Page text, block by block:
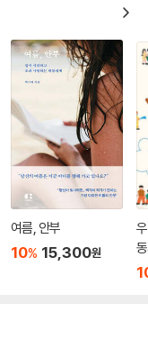
여름, 안부
10% 15,300원